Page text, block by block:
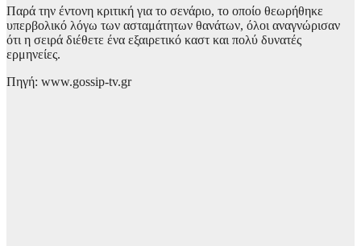
Παρά την έντονη κριτική για το σενάριο, το οποίο θεωρήθηκε
υπερβολικό λόγω των ασταμάτητων θανάτων, όλοι αναγνώρισαν
ότι η σειρά διέθετε ένα εξαιρετικό καστ και πολύ δυνατές
ερμηνείες.
Πηγή: www.gossip-tv.gr